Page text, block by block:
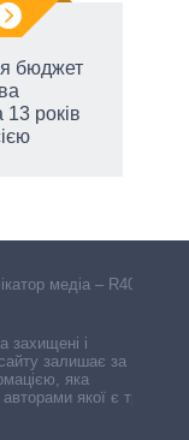
бюджет
років
медіа – R40-
захищені і
залишає за
яка
якої є треті